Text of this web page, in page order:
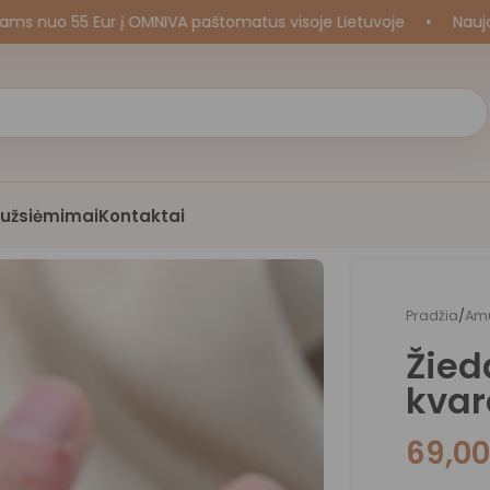
55 Eur į OMNIVA paštomatus visoje Lietuvoje • Naujos
Kontaktai
Pradžia/
69,00